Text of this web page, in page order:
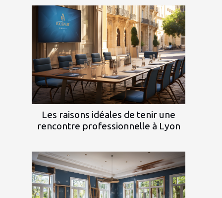
Les raisons idéales de tenir une
rencontre professionnelle à Lyon